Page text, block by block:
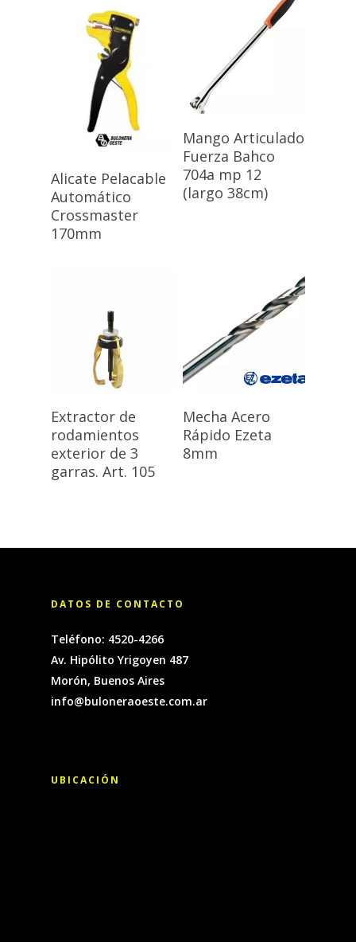
Leer Más
Alicate Pelacable
Automático
Crossmaster
170mm
Mango Articulado
Fuerza Bahco
704a mp 12
(largo 38cm)
Extractor de
rodamientos
exterior de 3
garras. Art. 105
Leer Más
Mecha Acero
Rápido Ezeta
8mm
DATOS DE CONTACTO
Teléfono: 4520-4266
Av. Hipólito Yrigoyen 487
Morón, Buenos Aires
info@buloneraoeste.com.ar
UBICACIÓN
Nosotros
Productos
Accesorios Ferretería
Herramientas
Herramientas
Tornillos y Bulones
Marcas
Búsqueda
de
productos